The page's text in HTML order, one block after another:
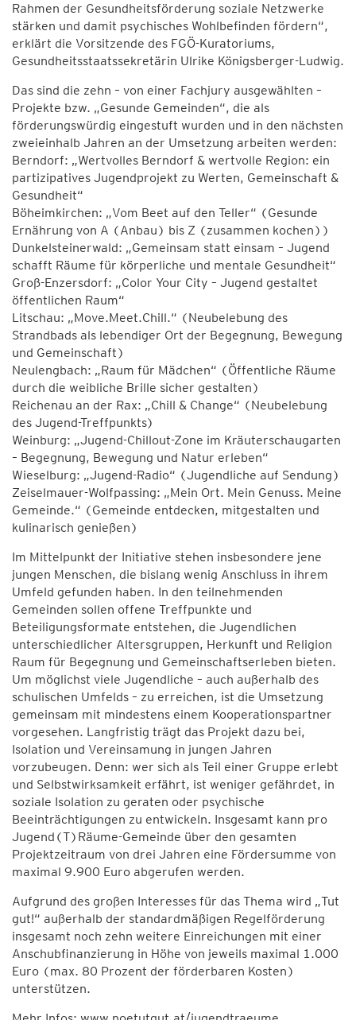
Rahmen der Gesundheitsförderung soziale Netzwerke
stärken und damit psychisches Wohlbefinden fördern“,
erklärt die Vorsitzende des FGÖ-Kuratoriums,
Gesundheitsstaatssekretärin Ulrike Königsberger-Ludwig.
Das sind die zehn – von einer Fachjury ausgewählten –
Projekte bzw. „Gesunde Gemeinden“, die als
förderungswürdig eingestuft wurden und in den nächsten
zweieinhalb Jahren an der Umsetzung arbeiten werden:
Berndorf: „Wertvolles Berndorf & wertvolle Region: ein
partizipatives Jugendprojekt zu Werten, Gemeinschaft &
Gesundheit“
Böheimkirchen: „Vom Beet auf den Teller“ (Gesunde
Ernährung von A (Anbau) bis Z (zusammen kochen))
Dunkelsteinerwald: „Gemeinsam statt einsam – Jugend
schafft Räume für körperliche und mentale Gesundheit“
Groß-Enzersdorf: „Color Your City – Jugend gestaltet
öffentlichen Raum“
Litschau: „Move.Meet.Chill.“ (Neubelebung des
Strandbads als lebendiger Ort der Begegnung, Bewegung
und Gemeinschaft)
Neulengbach: „Raum für Mädchen“ (Öffentliche Räume
durch die weibliche Brille sicher gestalten)
Reichenau an der Rax: „Chill & Change“ (Neubelebung
des Jugend-Treffpunkts)
Weinburg: „Jugend-Chillout-Zone im Kräuterschaugarten
– Begegnung, Bewegung und Natur erleben“
Wieselburg: „Jugend-Radio“ (Jugendliche auf Sendung)
Zeiselmauer-Wolfpassing: „Mein Ort. Mein Genuss. Meine
Gemeinde.“ (Gemeinde entdecken, mitgestalten und
kulinarisch genießen)
Im Mittelpunkt der Initiative stehen insbesondere jene
jungen Menschen, die bislang wenig Anschluss in ihrem
Umfeld gefunden haben. In den teilnehmenden
Gemeinden sollen offene Treffpunkte und
Beteiligungsformate entstehen, die Jugendlichen
unterschiedlicher Altersgruppen, Herkunft und Religion
Raum für Begegnung und Gemeinschaftserleben bieten.
Um möglichst viele Jugendliche – auch außerhalb des
schulischen Umfelds – zu erreichen, ist die Umsetzung
gemeinsam mit mindestens einem Kooperationspartner
vorgesehen. Langfristig trägt das Projekt dazu bei,
Isolation und Vereinsamung in jungen Jahren
vorzubeugen. Denn: wer sich als Teil einer Gruppe erlebt
und Selbstwirksamkeit erfährt, ist weniger gefährdet, in
soziale Isolation zu geraten oder psychische
Beeinträchtigungen zu entwickeln. Insgesamt kann pro
Jugend(T)Räume-Gemeinde über den gesamten
Projektzeitraum von drei Jahren eine Fördersumme von
maximal 9.900 Euro abgerufen werden.
Aufgrund des großen Interesses für das Thema wird „Tut
gut!“ außerhalb der standardmäßigen Regelförderung
insgesamt noch zehn weitere Einreichungen mit einer
Anschubfinanzierung in Höhe von jeweils maximal 1.000
Euro (max. 80 Prozent der förderbaren Kosten)
unterstützen.